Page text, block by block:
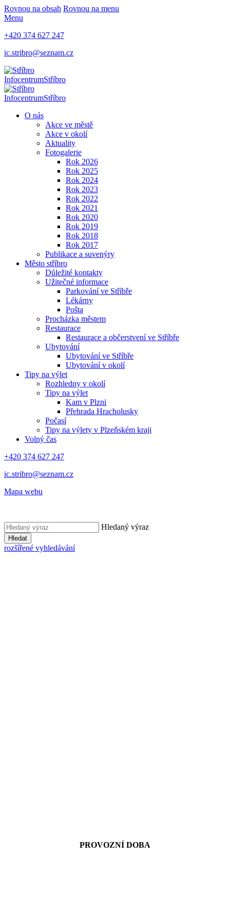
Rovnou na obsah Rovnou na menu
Menu
+420 374 627 247
ic.stribro@seznam.cz
InfocentrumStříbro
InfocentrumStříbro
O nás
Akce ve městě
Akce v okolí
Aktuality
Fotogalerie
Rok 2026
Rok 2025
Rok 2024
Rok 2023
Rok 2022
Rok 2021
Rok 2020
Rok 2019
Rok 2018
Rok 2017
Publikace a suvenýry
Město stříbro
Důležité kontakty
Užitečné informace
Parkování ve Stříbře
Lékárny
Pošta
Procházka městem
Restaurace
Restaurace a občerstvení ve Stříbře
Ubytování
Ubytování ve Stříbře
Ubytování v okolí
Tipy na výlet
Rozhledny v okolí
Tipy na výlet
Kam v Plzni
Přehrada Hracholusky
Počasí
Tipy na výlety v Plzeňském kraji
Volný čas
+420 374 627 247
ic.stribro@seznam.cz
Mapa webu
Hledaný výraz
Hledat
rozšířené vyhledávání
PROVOZNÍ DOBA